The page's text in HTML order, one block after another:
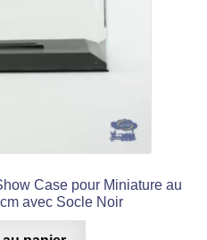
Case pour Miniature au
avec Socle Noir